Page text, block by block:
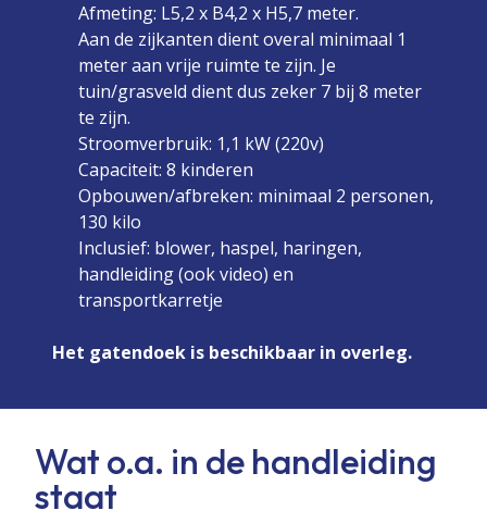
Afmeting: L5,2 x B4,2 x H5,7 meter.
Aan de zijkanten dient overal minimaal 1
meter aan vrije ruimte te zijn. Je
tuin/grasveld dient dus zeker 7 bij 8 meter
te zijn.
Stroomverbruik: 1,1 kW (220v)
Capaciteit: 8 kinderen
Opbouwen/afbreken: minimaal 2 personen,
130 kilo
Inclusief: blower, haspel, haringen,
handleiding (ook video) en
transportkarretje
Het gatendoek is beschikbaar in overleg.
Wat o.a. in de handleiding
staat